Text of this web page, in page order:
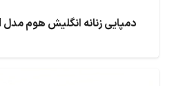
دمپایی زنانه انگلیش هوم مدل Belinda B Solid